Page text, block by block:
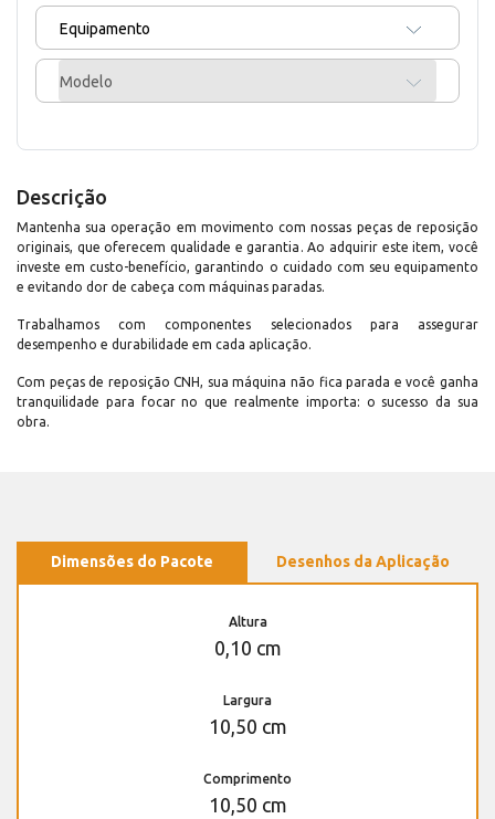
Equipamento
Modelo
Descrição
Mantenha sua operação em movimento com nossas peças de reposição
originais, que oferecem qualidade e garantia. Ao adquirir este item, você
investe em custo-benefício, garantindo o cuidado com seu equipamento
e evitando dor de cabeça com máquinas paradas.
Trabalhamos com componentes selecionados para assegurar
desempenho e durabilidade em cada aplicação.
Com peças de reposição CNH, sua máquina não fica parada e você ganha
tranquilidade para focar no que realmente importa: o sucesso da sua
obra.
Dimensões do Pacote Desenhos da Aplicação
Altura
0,10 cm
Largura
10,50 cm
Comprimento
10,50 cm